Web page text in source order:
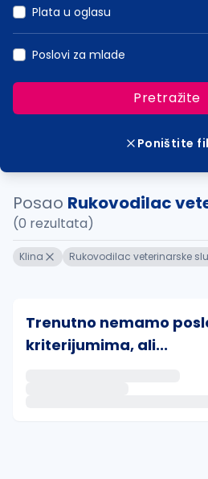
Plata u oglasu
Poslovi za mlade
Pretražite
Poništite
Posao Rukovodilac
(0 rezultata)
Klina Rukovodilac veterinarske
Trenutno nemamo
kriterijumima, ali...